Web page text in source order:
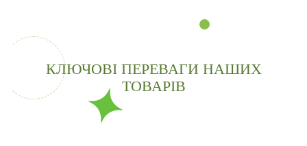
КЛЮЧОВІ ПЕРЕВАГИ НАШИХ
ТОВАРІВ